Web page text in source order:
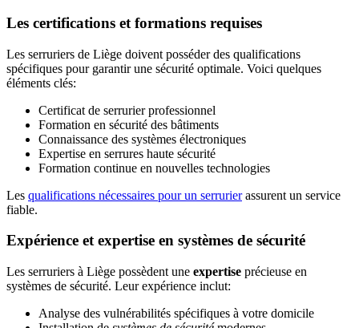
Les certifications et formations requises
Les serruriers de Liège doivent posséder des qualifications
spécifiques pour garantir une sécurité optimale. Voici quelques
éléments clés:
Certificat de serrurier professionnel
Formation en sécurité des bâtiments
Connaissance des systèmes électroniques
Expertise en serrures haute sécurité
Formation continue en nouvelles technologies
Les qualifications nécessaires pour un serrurierassurent un service
fiable.
Expérience et expertise en systèmes de sécurité
Les serruriers à Liège possèdent une expertise précieuse en
systèmes de sécurité. Leur expérience inclut:
Analyse des vulnérabilités spécifiques à votre domicile